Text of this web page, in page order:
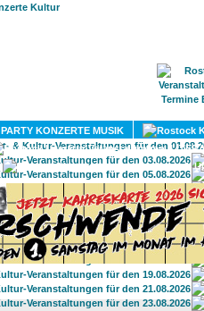
PARTY KONZERTE MUSIK